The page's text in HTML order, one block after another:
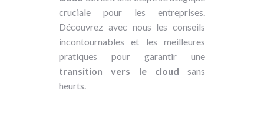
cruciale pour les entreprises.
Découvrez avec nous les conseils
incontournables et les meilleures
pratiques pour garantir une
transition vers le cloud sans
heurts.